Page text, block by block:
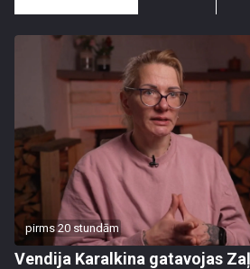
pirms 20 stundām
Vendija Karalkina gatavojas